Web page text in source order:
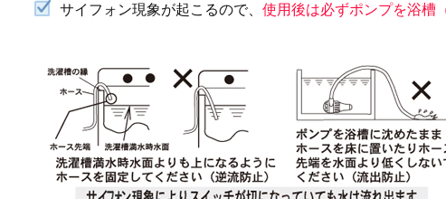
サイフォン現象が起こるので、 使用後は必ずポンプを浴槽